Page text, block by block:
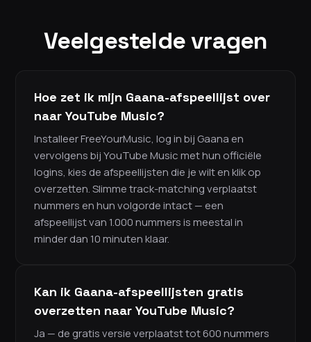
Veelgestelde vragen
Hoe zet ik mijn Gaana-afspeellijst over
naar YouTube Music?
Installeer FreeYourMusic, log in bij Gaana en
vervolgens bij YouTube Music met hun officiële
logins, kies de afspeellijsten die je wilt en klik op
overzetten. Slimme track-matching verplaatst
nummers en hun volgorde intact — een
afspeellijst van 1.000 nummers is meestal in
minder dan 10 minuten klaar.
Kan ik Gaana-afspeellijsten gratis
overzetten naar YouTube Music?
Ja — de gratis versie verplaatst tot 600 nummers